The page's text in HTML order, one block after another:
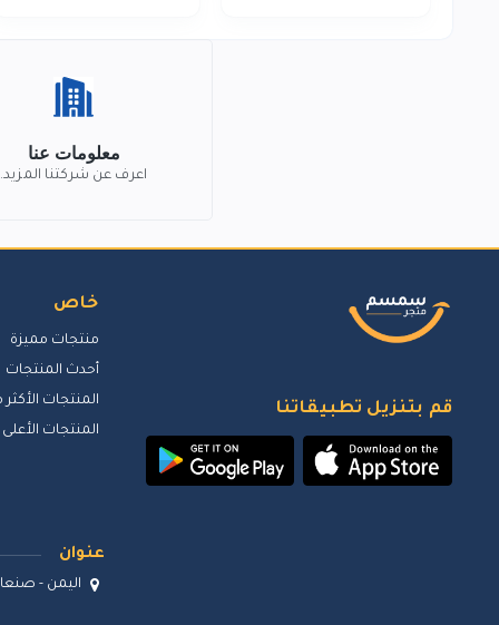
معلومات عنا
اعرف عن شركتنا المزيد.
قم بتنزيل تطبيقاتنا
خاص
منتجات مميزة
أحدث المنتجات
المنتجات الأكثر
المنتجات
عنوان
اليمن -